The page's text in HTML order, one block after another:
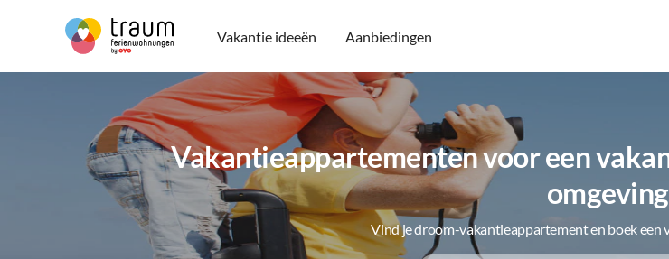
Vakantie ideeën Aanbiedingen
Vakantieappartementen voor een
omgeving
Vind je droom-vakantieappartement en boek een